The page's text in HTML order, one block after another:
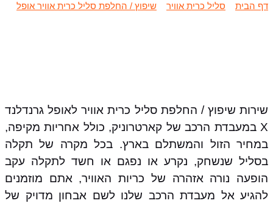
דף הבית סליל כרית אוויר שיפוץ / החלפת סליל כרית אוויר אופל
שירות שיפוץ / החלפת סליל כרית אוויר לאופל גרנדלנד
X במעבדת הרכב של קארטרוניק, כולל אחריות מקיפה,
במחיר הזול והמשתלם בארץ. בכל מקרה של תקלה
בסליל שנשחק, נקרע או נפגם או חשד לתקלה עקב
הופעה נורה אזהרה של כריות האוויר, אתם מוזמנים
להגיע אל מעבדת הרכב שלנו לשם אבחון מדויק של